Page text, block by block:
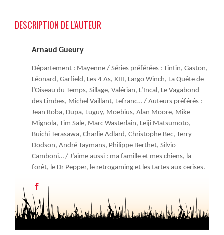
DESCRIPTION DE L'AUTEUR
Arnaud Gueury
Département : Mayenne / Séries préférées : Tintin, Gaston,
Léonard, Garfield, Les 4 As, XIII, Largo Winch, La Quête de
l’Oiseau du Temps, Sillage, Valérian, L’Incal, Le Vagabond
des Limbes, Michel Vaillant, Lefranc… / Auteurs préférés :
Jean Roba, Dupa, Luguy, Moebius, Alan Moore, Mike
Mignola, Tim Sale, Marc Wasterlain, Leiji Matsumoto,
Buichi Terasawa, Charlie Adlard, Christophe Bec, Terry
Dodson, André Taymans, Philippe Berthet, Silvio
Camboni… / J’aime aussi : ma famille et mes chiens, la
forêt, le Dr Pepper, le retrogaming et les tartes aux cerises.